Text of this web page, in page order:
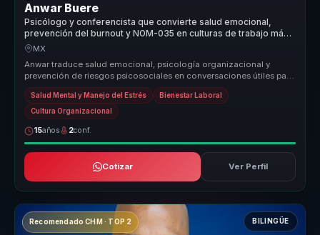
Anwar Buere
Psicólogo y conferencista que convierte salud emocional,
prevención del burnout y NOM-035 en culturas de trabajo más
humanas.
MX
Anwar traduce salud emocional, psicología organizacional y
prevención de riesgos psicosociales en conversaciones útiles para
empresas. Ay...
Salud Mental y Manejo del Estrés Bienestar Laboral
Cultura Organizacional
15años 2conf.
Cotizar Ver Perfil
Recomendado CHM · TOP 2 BILINGÜE